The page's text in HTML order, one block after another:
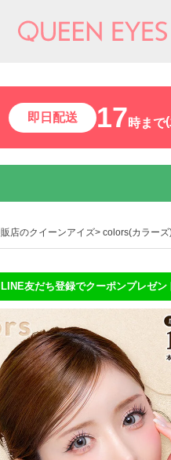
即日配送 17時まで
店のクイーンアイズ colors(カラーズ
LINE友だち登録でクーポンプレゼン